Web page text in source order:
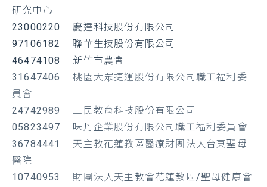
研究中心
23000220 慶達科技股份有限公司
97106182 聯華生技股份有限公司
46474108 新竹市農會
31647406 桃園大眾捷運股份有限公司職工福利委
員會
24742989 三民教育科技股份有限公司
05823497 味丹企業股份有限公司職工福利委員會
36784441 天主教花蓮教區醫療財團法人台東聖母
醫院
10740953 財團法人天主教會花蓮教區/聖母健康會